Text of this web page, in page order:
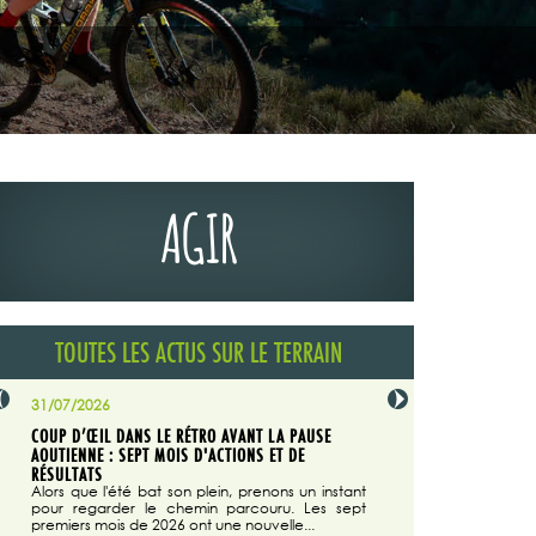
AGIR
TOUTES LES ACTUS SUR LE TERRAIN
du
31/07/2026
COUP D’ŒIL DANS LE RÉTRO AVANT LA PAUSE
AOUTIENNE : SEPT MOIS D'ACTIONS ET DE
RÉSULTATS
Alors que l'été bat son plein, prenons un instant
pour regarder le chemin parcouru. Les sept
premiers mois de 2026 ont une nouvelle...
29/07/2026